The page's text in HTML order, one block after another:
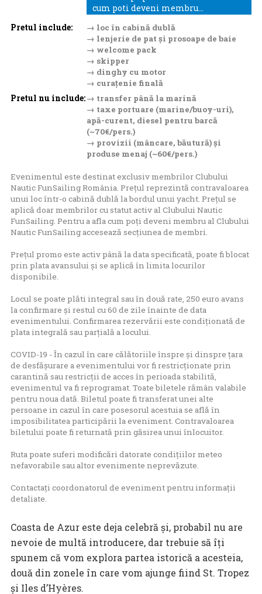
cum poti deveni membru...
Pretul include:
→ loc în cabină dublă
→ lenjerie de pat și prosoape de baie
→ welcome pack
→ skipper
→ dinghy cu motor
→ curațenie finală
Pretul nu include:→ transfer până la marină
→ taxe portuare (marine/buoy-uri),
apă-curent, diesel pentru barcă
(~70€/pers.)
→ provizii (mâncare, băutură) și
produse menaj (~60€/pers.)
Evenimentul este destinat exclusiv membrilor Clubului
Nautic FunSailing România. Prețul reprezintă contravaloarea
unui loc într-o cabină dublă la bordul unui yacht. Prețul se
aplică doar membrilor cu statut activ al Clubului Nautic
FunSailing. Pentru a afla cum poți deveni membru al Clubului
Nautic FunSailing accesează secțiunea de membri.
Prețul promo este activ până la data specificată, poate fi blocat
prin plata avansului și se aplică în limita locurilor
disponibile.
Locul se poate plăti integral sau în două rate, 250 euro avans
la confirmare și restul cu 60 de zile înainte de data
evenimentului. Confirmarea rezervării este condiționată de
plata integrală sau parțială a locului.
COVID-19 - În cazul în care călătoriile înspre și dinspre țara
de desfășurare a evenimentului vor fi restricționate prin
carantină sau restricții de acces în perioada stabilită,
evenimentul va fi reprogramat. Toate biletele rămân valabile
pentru noua dată. Biletul poate fi transferat unei alte
persoane in cazul în care posesorul acestuia se află în
imposibilitatea participării la eveniment. Contravaloarea
biletului poate fi returnată prin găsirea unui înlocuitor.
Ruta poate suferi modificări datorate condițiilor meteo
nefavorabile sau altor evenimente neprevăzute.
Contactați coordonatorul de eveniment pentru informații
detaliate.
Coasta de Azur este deja celebră și, probabil nu are
nevoie de multă introducere, dar trebuie să îți
spunem că vom explora partea istorică a acesteia,
două din zonele în care vom ajunge fiind St. Tropez
și Iles d’Hyères.